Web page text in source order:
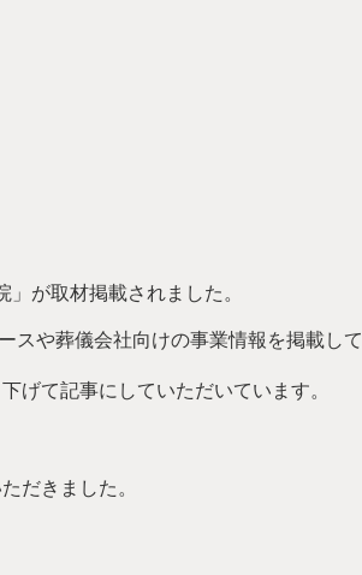
が取材掲載されました。
スや葬儀会社向けの事業情報を掲載して
げて記事にしていただいています。
だきました。